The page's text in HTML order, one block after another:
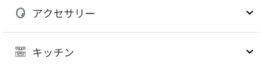
アクセサリー
キッチン